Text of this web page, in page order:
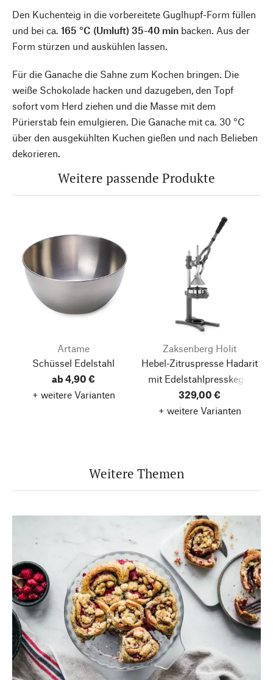
Den Kuchenteig in die vorbereitete Guglhupf-Form füllen
und bei ca. 165 °C (Umluft) 35-40 min backen. Aus der
Form stürzen und auskühlen lassen.
Für die Ganache die Sahne zum Kochen bringen. Die
weiße Schokolade hacken und dazugeben, den Topf
sofort vom Herd ziehen und die Masse mit dem
Pürierstab fein emulgieren. Die Ganache mit ca. 30 °C
über den ausgekühlten Kuchen gießen und nach Belieben
dekorieren.
Weitere passende Produkte
Artame
Schüssel Edelstahl
ab 4,90 €
+ weitere Varianten
Zaksenberg Holit
Hebel-Zitruspresse Hadarit
mit Edelstahlpresskegel
329,00 €
+ weitere Varianten
Weitere Themen